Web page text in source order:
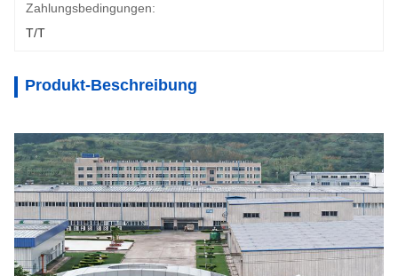
Zahlungsbedingungen:
T/T
Produkt-Beschreibung